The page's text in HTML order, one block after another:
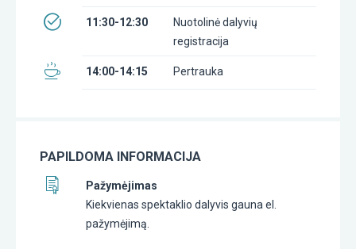
11:30-12:30
Nuotolinė dalyvių
registracija
14:00-14:15 Pertrauka
PAPILDOMA INFORMACIJA
Pažymėjimas
Kiekvienas spektaklio dalyvis gauna el.
pažymėjimą.